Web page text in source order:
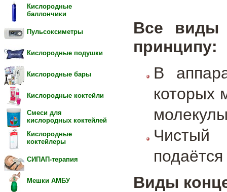
Кислородные
баллончики
Пульсоксиметры
Кислородные подушки
Кислородные бары
Кислородные коктейли
Смеси для
кислородных коктейлей
Кислородные
коктейлеры
СИПАП-терапия
Мешки АМБУ
Все виды
принципу:
В
которых
Чистый
Виды